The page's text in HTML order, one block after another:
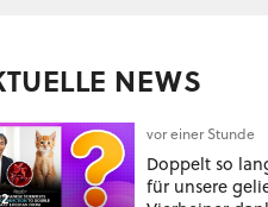
NEWS
vor einer Stunde
Doppelt so
für unsere